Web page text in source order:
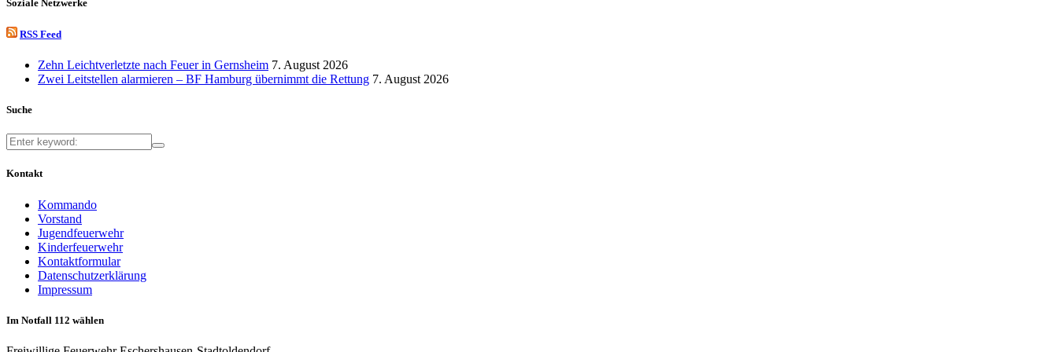
Soziale Netzwerke
RSS Feed
Zehn Leichtverletzte nach Feuer in Gernsheim 7. August 2026
Zwei Leitstellen alarmieren – BF Hamburg übernimmt die Rettung 7. August 2026
Suche
Kontakt
Kommando
Vorstand
Jugendfeuerwehr
Kinderfeuerwehr
Kontaktformular
Datenschutzerklärung
Impressum
Im Notfall 112 wählen